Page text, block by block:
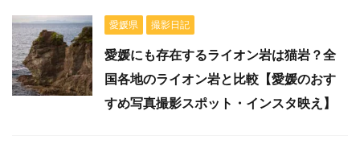
愛媛県 撮影日記
愛媛にも存在するライオン岩は猫岩？全
国各地のライオン岩と比較【愛媛のおす
すめ写真撮影スポット・インスタ映え】